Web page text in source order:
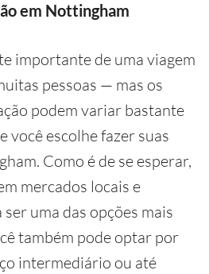
em Nottingham
importante de uma viagem
pessoas — mas os
podem variar bastante
você escolhe fazer suas
Como é de se esperar,
mercados locais e
uma das opções mais
também pode optar por
intermediário ou até